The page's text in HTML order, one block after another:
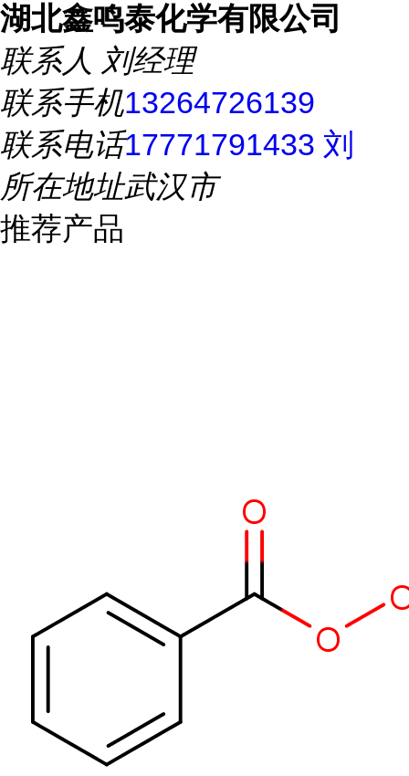
湖北鑫鸣泰化学有限公司
联系人 刘经理
联系手机13264726139
联系电话17771791433 刘
所在地址武汉市
推荐产品